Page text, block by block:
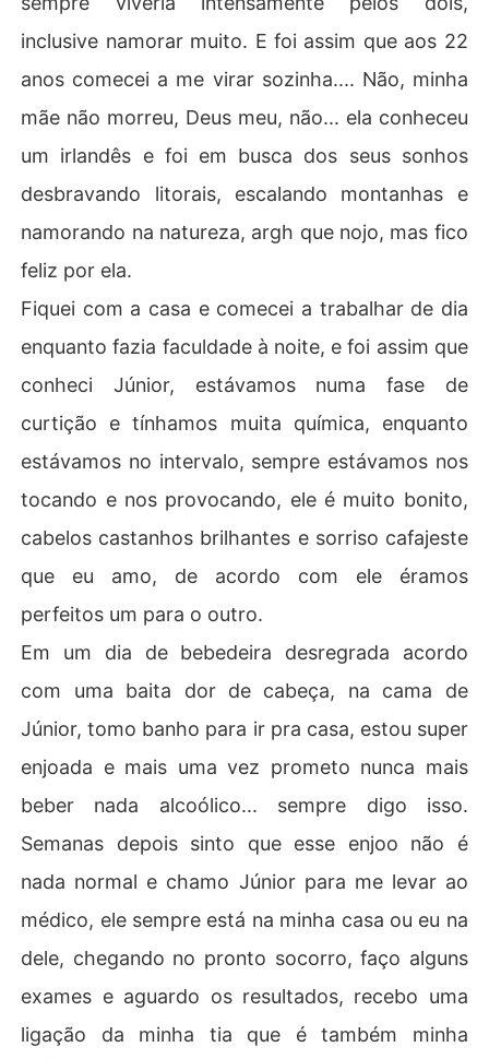
amantha não vai facilitar a vida desse CEO arrogante.
inclusive namorar muito. E foi assim que aos 22
anos comecei a me virar sozinha.... Não, minha
mãe não morreu, Deus meu, não... ela conheceu
um irlandês e foi em busca dos seus sonhos
desbravando litorais, escalando montanhas e
namorando na natureza, argh que nojo, mas fico
feliz por ela.
Fiquei com a casa e comecei a trabalhar de dia
enquanto fazia faculdade à noite, e foi assim que
conheci Júnior, estávamos numa fase de
curtição e tínhamos muita química, enquanto
estávamos no intervalo, sempre estávamos nos
tocando e nos provocando, ele é muito bonito,
cabelos castanhos brilhantes e sorriso cafajeste
que eu amo, de acordo com ele éramos
perfeitos um para o outro.
Em um dia de bebedeira desregrada acordo
com uma baita dor de cabeça, na cama de
Júnior, tomo banho para ir pra casa, estou super
enjoada e mais uma vez prometo nunca mais
beber nada alcoólico... sempre digo isso.
Semanas depois sinto que esse enjoo não é
nada normal e chamo Júnior para me levar ao
médico, ele sempre está na minha casa ou eu na
dele, chegando no pronto socorro, faço alguns
exames e aguardo os resultados, recebo uma
ligação da minha tia que é também minha